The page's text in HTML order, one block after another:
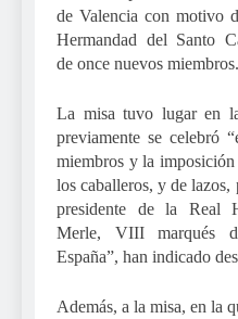
de Valencia con motivo
Hermandad del Santo
de once nuevos miembros.
La misa tuvo lugar en
previamente se celebró
miembros y la imposición
los caballeros, y de lazos,
presidente de la Real
Merle, VIII marqués
España”, han indicado
Además, a la misa, en la